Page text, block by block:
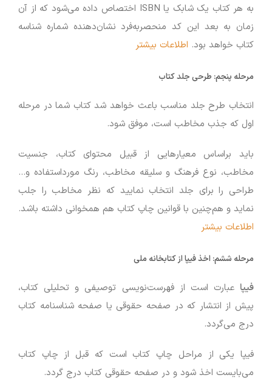
به هر کتاب یک شابک یا ISBN اختصاص داده می‌شود که از آن
زمان به بعد این کد منحصربه‌فرد نشان‌دهنده شماره شناسه
کتاب خواهد بود. اطلاعات بیشتر
مرحله پنجم: طرحی جلد کتاب
انتخاب طرح جلد مناسب باعث خواهد شد کتاب شما در مرحله
اول که جذب مخاطب است، موفق شود.
باید براساس معیارهایی از قبیل محتوای کتاب، جنسیت
مخاطب، نوع فرهنگ و سلیقه مخاطب، رنگ مورداستفاده و…
طراحی را برای جلد انتخاب نمایید که نظر مخاطب را جلب
نماید و هم‌چنین با قوانین چاپ کتاب هم همخوانی داشته باشد.
اطلاعات بیشتر
مرحله ششم: اخذ فیپا از کتابخانه ملی
فیپا عبارت است از فهرست‌نویسی توصیفی و تحلیلی کتاب،
پیش از انتشار که در صفحه حقوقی یا صفحه شناسنامه کتاب
درج می‌گردد.
فیپا یکی از مراحل چاپ کتاب است که قبل از چاپ کتاب
می‌بایست اخذ شود و در صفحه حقوقی کتاب درج گردد.